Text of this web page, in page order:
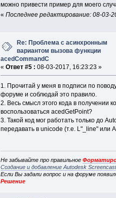
можно привести пример для моего
« Последнее редактирование: 08-03-
Re: Проблема с асинхронным
вариантом вызова функции
acedCommandC
« Ответ #5 : 08-03-2017, 16:23:23 »
1. Прочитай у меня в подписи по
форуме и соблюдай это правило.
2. Весь смысл этого кода в получении
воспользоваться acedGetPoint?
3. Такой код мог работать только до
передавать в unicode (т.е. L"_line" или
Не забывайте про правильное
Создание и добавление Autodesk
Если Вы задали вопрос и на форуме
Решение